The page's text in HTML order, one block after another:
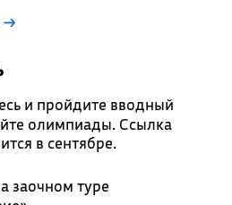
→
и пройдите вводный
олимпиады. Ссылка
в сентябре.
заочном туре